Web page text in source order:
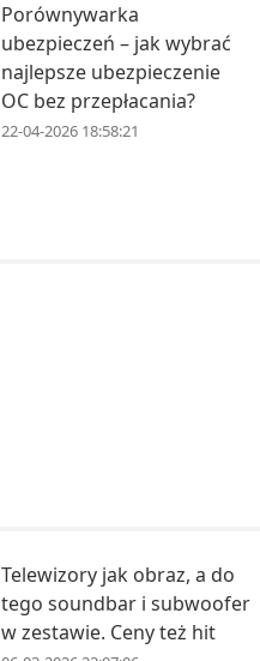
Porównywarka
ubezpieczeń – jak wybrać
najlepsze ubezpieczenie
OC bez przepłacania?
22-04-2026 18:58:21
Telewizory jak obraz, a do
tego soundbar i subwoofer
w zestawie. Ceny też hit